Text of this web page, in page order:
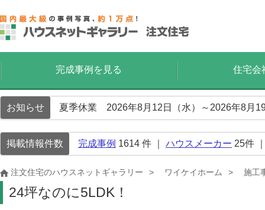
完成事例を見る 住宅会
お知らせ 夏季休業 2026年8月12日（水）～2026年8月
掲載情報件数 完成事例 1614 件 ｜ ハウスメーカー 25件
注文住宅のハウスネットギャラリー ワイケイホーム 施工
24坪なのに5LDK！